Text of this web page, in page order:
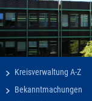
Kreisverwaltung A-Z
Bekanntmachungen